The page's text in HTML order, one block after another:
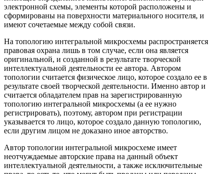
электронной схемы, элементы которой расположены и
сформированы на поверхности материального носителя, и
имеют сочетаемые между собой связи.
На топологию интегральной микросхемы распространяется
правовая охрана лишь в том случае, если она является
оригинальной, и созданной в результате творческой
интеллектуальной деятельности ее автора. Автором
топологии считается физическое лицо, которое создало ее в
результате своей творческой деятельности. Именно автор и
считается обладателем прав на зарегистрированную
топологию интегральной микросхемы (а ее нужно
регистрировать), поэтому, автором при регистрации
указывается то лицо, которое создало данную топологию,
если другим лицом не доказано иное авторство.
Автор топологии интегральной микросхеме имеет
неотчуждаемые авторские права на данный объект
интеллектуальной деятельности, а также исключительные